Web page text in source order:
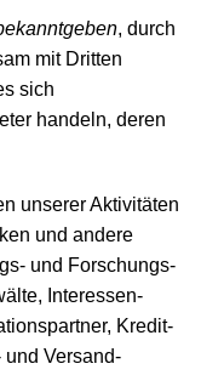
, durch
mit Dritten
sich
handeln, deren
unserer Aktivi­täten
und andere
und Forschungs­
Interessen­
Kredit-
und Versand­